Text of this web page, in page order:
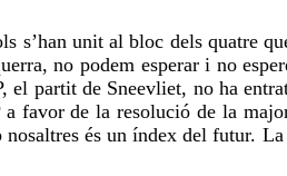
s’han unit al bloc dels quatre
no podem esperar i no
, el partit de Sneevliet, no ha
favor de la resolució de la
és un índex del futur.